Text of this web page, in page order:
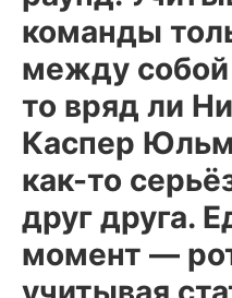
команды
между собой
то вряд ли
Каспер
как-то
друг друга.
момент —